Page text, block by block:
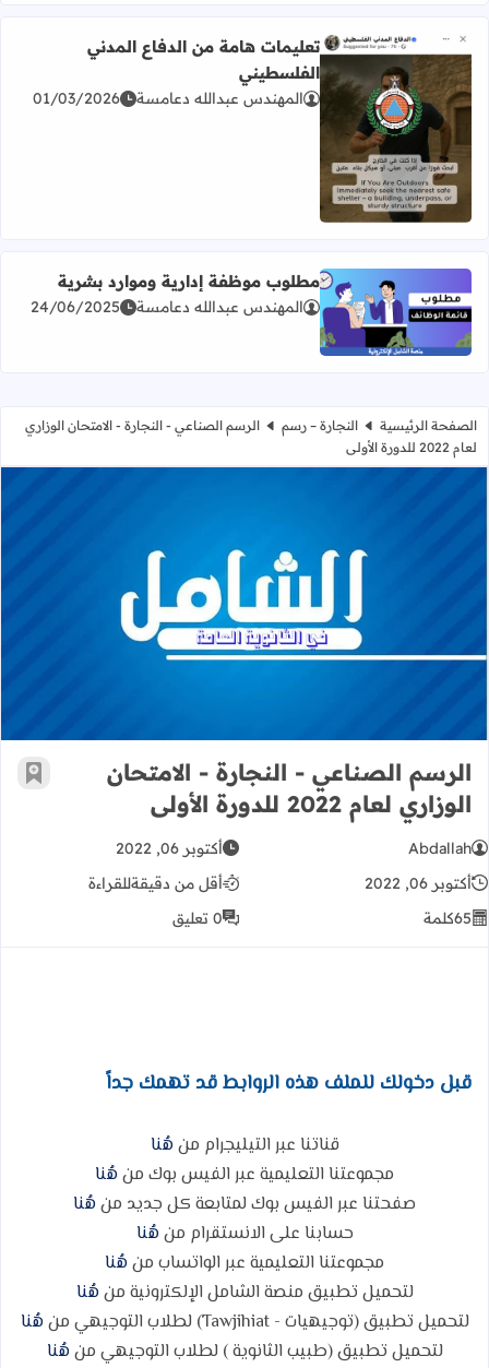
اقرأ المزيد عن تعليمات هامة من الدفاع المدني الفلسطيني
تعليمات هامة من الدفاع المدني
الفلسطيني
المهندس عبدالله دعامسة 01/03/2026
اقرأ المزيد عن مطلوب موظفة إدارية وموارد بشرية
مطلوب موظفة إدارية وموارد بشرية
المهندس عبدالله دعامسة 24/06/2025
الصفحة الرئيسية النجارة – رسم
الرسم الصناعي - النجارة - الامتحان الوزاري
لعام 2022 للدورة الأولى
الرسم الصناعي - النجارة - الامتحان الوزاري لعام
الرسم الصناعي - النجارة - الامتحان
الوزاري لعام 2022 للدورة الأولى
أضف
Abdallah
أكتوبر 06, 2022
أكتوبر 06, 2022
أقل من دقيقةللقراءة
65كلمة 0 تعليق
قبل دخولك للملف هذه الروابط قد تهمك جداً
قناتنا عبر التيليجرام منهُنا
مجموعتنا التعليمية عبر الفيس بوك منهُنا
صفحتنا عبر الفيس بوك لمتابعة كل جديد منهُنا
حسابنا على الانستقرام منهُنا
مجموعتنا التعليمية عبر الواتساب منهُنا
لتحميل تطبيق منصة الشامل الإلكترونية منهُنا
لتحميل تطبيق (توجيهيات - Tawjihiat) لطلاب التوجيهي من
هُنا
لتحميل تطبيق (طبيب الثانوية ) لطلاب التوجيهي منهُنا